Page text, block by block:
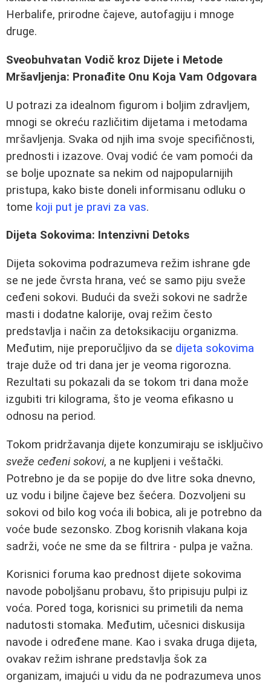
Herbalife, prirodne čajeve, autofagiju i mnoge
druge.
Sveobuhvatan Vodič kroz Dijete i Metode
Mršavljenja: Pronađite Onu Koja Vam Odgovara
U potrazi za idealnom figurom i boljim zdravljem,
mnogi se okreću različitim dijetama i metodama
mršavljenja. Svaka od njih ima svoje specifičnosti,
prednosti i izazove. Ovaj vodić će vam pomoći da
se bolje upoznate sa nekim od najpopularnijih
pristupa, kako biste doneli informisanu odluku o
tome koji put je pravi za vas.
Dijeta Sokovima: Intenzivni Detoks
Dijeta sokovima podrazumeva režim ishrane gde
se ne jede čvrsta hrana, već se samo piju sveže
ceđeni sokovi. Budući da sveži sokovi ne sadrže
masti i dodatne kalorije, ovaj režim često
predstavlja i način za detoksikaciju organizma.
Međutim, nije preporučljivo da se dijeta sokovima
traje duže od tri dana jer je veoma rigorozna.
Rezultati su pokazali da se tokom tri dana može
izgubiti tri kilograma, što je veoma efikasno u
odnosu na period.
Tokom pridržavanja dijete konzumiraju se isključivo
sveže ceđeni sokovi, a ne kupljeni i veštački.
Potrebno je da se popije do dve litre soka dnevno,
uz vodu i biljne čajeve bez šećera. Dozvoljeni su
sokovi od bilo kog voća ili bobica, ali je potrebno da
voće bude sezonsko. Zbog korisnih vlakana koja
sadrži, voće ne sme da se filtrira - pulpa je važna.
Korisnici foruma kao prednost dijete sokovima
navode poboljšanu probavu, što pripisuju pulpi iz
voća. Pored toga, korisnici su primetili da nema
nadutosti stomaka. Međutim, učesnici diskusija
navode i određene mane. Kao i svaka druga dijeta,
ovakav režim ishrane predstavlja šok za
organizam, imajući u vidu da ne podrazumeva unos